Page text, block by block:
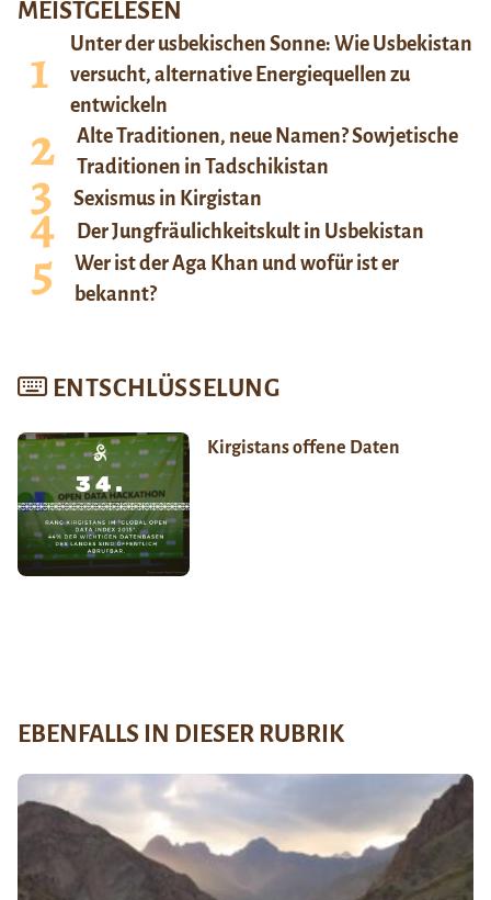
MEISTGELESEN
Unter der usbekischen Sonne: Wie Usbekistan
versucht, alternative Energiequellen zu
entwickeln
Alte Traditionen, neue Namen? Sowjetische
Traditionen in Tadschikistan
Sexismus in Kirgistan
Der Jungfräulichkeitskult in Usbekistan
Wer ist der Aga Khan und wofür ist er
bekannt?
ENTSCHLÜSSELUNG
Kirgistans offene Daten
EBENFALLS IN DIESER RUBRIK